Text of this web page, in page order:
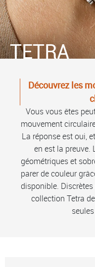
TETRA
Découvrez les
Vous vous êtes
mouvement
La réponse est oui,
en est la preuve.
géométriques et
parer de couleur
disponible.
collection Tetra